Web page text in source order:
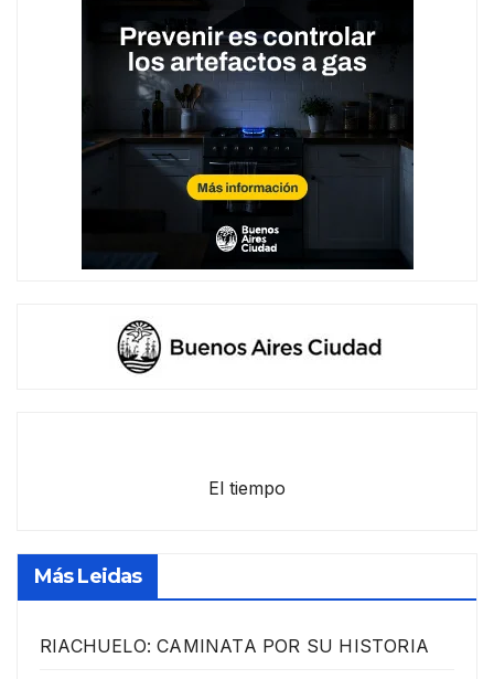
El tiempo
Más Leidas
RIACHUELO: CAMINATA POR SU HISTORIA